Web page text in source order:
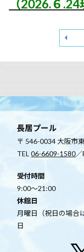
（2026.６.24
長居プール
〒 546-0034 大阪市
TEL06-6609-1580
受付時間
9:00～21:00
休館日
月曜日（祝日の場合
日